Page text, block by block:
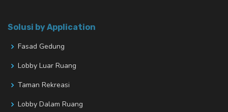
Solusi by Application
Fasad Gedung
Lobby Luar Ruang
Taman Rekreasi
Lobby Dalam Ruang